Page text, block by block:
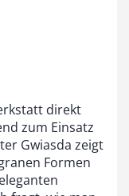
direkt
zum Einsatz
Gwiasda zeigt
Formen